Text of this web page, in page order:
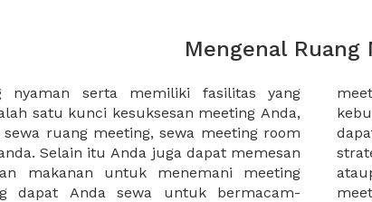
Mengenal Ruang
nyaman serta memiliki fasilitas yang
satu kunci kesuksesan meeting Anda,
sewa ruang meeting, sewa meeting room
Selain itu Anda juga dapat memesan
makanan untuk menemani meeting
dapat Anda sewa untuk bermacam-
susunan tempat duduk sesuai
ruangan. Ribuan ruang meeting
corak interior, lokasi yang
sesuai dengan budget meeting Anda,
dengan kebutuhan klien Anda. Sewa
akan mempermudah meeting Anda